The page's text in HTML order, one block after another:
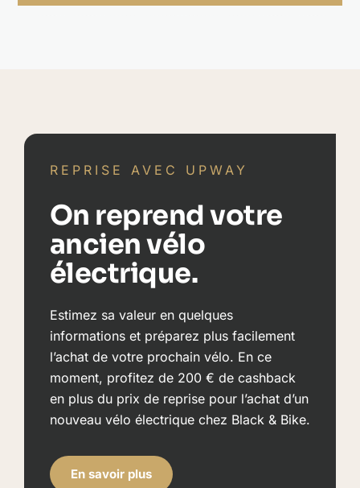
HPC
REPRISE AVEC UPWAY
On reprend votre
ancien vélo
électrique.
Estimez sa valeur en quelques
informations et préparez plus facilement
l’achat de votre prochain vélo. En ce
moment, profitez de 200 € de cashback
en plus du prix de reprise pour l’achat d’un
nouveau vélo électrique chez Black & Bike.
En savoir plus